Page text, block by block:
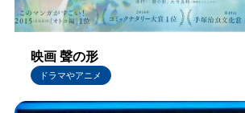
映画 聲の形
ドラマやアニメ